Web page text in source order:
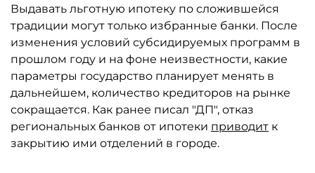
Выдавать льготную ипотеку по сложившейся
традиции могут только избранные банки. После
изменения условий субсидируемых программ в
прошлом году и на фоне неизвестности, какие
параметры государство планирует менять в
дальнейшем, количество кредиторов на рынке
сокращается. Как ранее писал "ДП", отказ
региональных банков от ипотеки приводит к
закрытию ими отделений в городе.